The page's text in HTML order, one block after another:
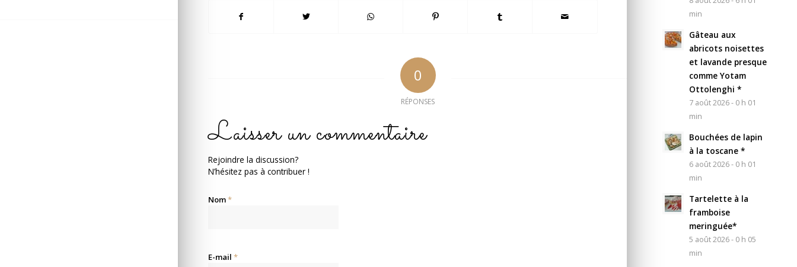
0
RÉPONSES
Laisser un commentaire
Rejoindre la discussion?
N’hésitez pas à contribuer !
Nom*
E-mail *
min
Gâteau aux
abricots noisettes
et lavande presque
comme Yotam
Ottolenghi *
7 août 2026 - 0 h 01
min
Bouchées de lapin
à la toscane *
6 août 2026 - 0 h 01
min
Tartelette à la
framboise
meringuée*
5 août 2026 - 0 h 05
min